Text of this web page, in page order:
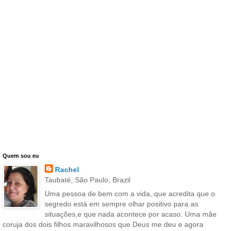
Quem sou eu
Rachel
Taubaté, São Paulo, Brazil
Uma pessoa de bem com a vida, que acredita que o
segredo está em sempre olhar positivo para as
situações,e que nada acontece por acaso. Uma mãe
coruja dos dois filhos maravilhosos que Deus me deu e agora